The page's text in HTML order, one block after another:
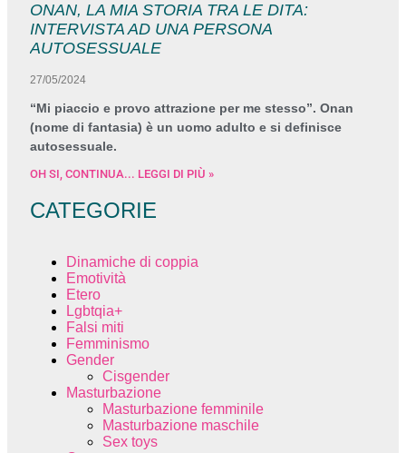
ONAN, LA MIA STORIA TRA LE DITA:
INTERVISTA AD UNA PERSONA
AUTOSESSUALE
27/05/2024
“Mi piaccio e provo attrazione per me stesso”. Onan
(nome di fantasia) è un uomo adulto e si definisce
autosessuale.
OH SI, CONTINUA... LEGGI DI PIÙ »
CATEGORIE
Dinamiche di coppia
Emotività
Etero
Lgbtqia+
Falsi miti
Femminismo
Gender
Cisgender
Masturbazione
Masturbazione femminile
Masturbazione maschile
Sex toys